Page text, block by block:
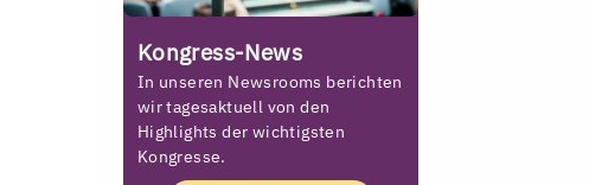
Kongress-News
In unseren Newsrooms berichten
wir tagesaktuell von den
Highlights der wichtigsten
Kongresse.